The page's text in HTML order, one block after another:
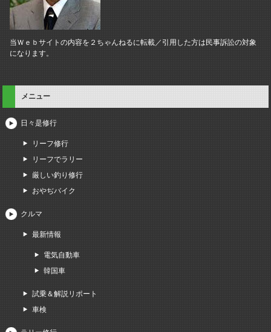
当Ｗｅｂサイトの内容を２ちゃんねるに転載／引用した方は民事訴訟の対象
になります。
メニュー
日々是修行
リーフ修行
リーフでラリー
厳しい釣り修行
おやぢバイク
クルマ
最新情報
電気自動車
韓国車
試乗＆解説リポート
車検